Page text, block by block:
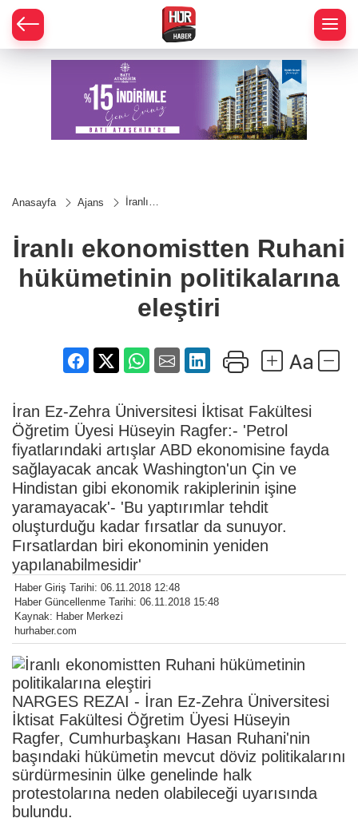
Anasayfa Ajans
İranlı
politikalarına
İranlı ekonomistten Ruhani
hükümetinin politikalarına
eleştiri
İran Ez-Zehra Üniversitesi İktisat Fakültesi
Öğretim Üyesi Hüseyin Ragfer:- 'Petrol
fiyatlarındaki artışlar ABD ekonomisine fayda
sağlayacak ancak Washington'un Çin ve
Hindistan gibi ekonomik rakiplerinin işine
yaramayacak'- 'Bu yaptırımlar tehdit
oluşturduğu kadar fırsatlar da sunuyor.
Fırsatlardan biri ekonominin yeniden
yapılanabilmesidir'
Haber Giriş Tarihi: 06.11.2018 12:48
Haber Güncellenme Tarihi: 06.11.2018 15:48
Kaynak: Haber Merkezi
hurhaber.com
NARGES REZAI - İran Ez-Zehra Üniversitesi
İktisat Fakültesi Öğretim Üyesi Hüseyin
Ragfer, Cumhurbaşkanı Hasan Ruhani'nin
başındaki hükümetin mevcut döviz politikalarını
sürdürmesinin ülke genelinde halk
protestolarına neden olabileceği uyarısında
bulundu.